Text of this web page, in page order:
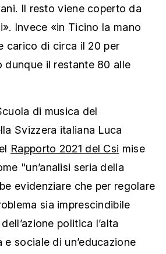
Il resto viene coperto da
Invece «in Ticino la mano
carico di circa il 20 per
dunque il restante 80 alle
di musica del
Svizzera italiana Luca
Rapporto 2021 del Csi mise
"un’analisi seria della
evidenziare che per regolare
sia imprescindibile
politica l’alta
sociale di un’educazione